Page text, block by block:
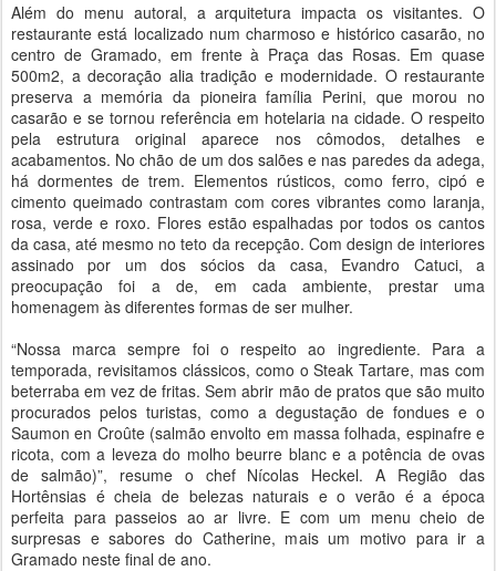
Além do menu autoral, a arquitetura impacta os visitantes. O
restaurante está localizado num charmoso e histórico casarão, no
centro de Gramado, em frente à Praça das Rosas. Em quase
500m2, a decoração alia tradição e modernidade. O restaurante
preserva a memória da pioneira família Perini, que morou no
casarão e se tornou referência em hotelaria na cidade. O respeito
pela estrutura original aparece nos cômodos, detalhes e
acabamentos. No chão de um dos salões e nas paredes da adega,
há dormentes de trem. Elementos rústicos, como ferro, cipó e
cimento queimado contrastam com cores vibrantes como laranja,
rosa, verde e roxo. Flores estão espalhadas por todos os cantos
da casa, até mesmo no teto da recepção. Com design de interiores
assinado por um dos sócios da casa, Evandro Catuci, a
preocupação foi a de, em cada ambiente, prestar uma
homenagem às diferentes formas de ser mulher.
“Nossa marca sempre foi o respeito ao ingrediente. Para a
temporada, revisitamos clássicos, como o Steak Tartare, mas com
beterraba em vez de fritas. Sem abrir mão de pratos que são muito
procurados pelos turistas, como a degustação de fondues e o
Saumon en Croûte (salmão envolto em massa folhada, espinafre e
ricota, com a leveza do molho beurre blanc e a potência de ovas
de salmão)”, resume o chef Nícolas Heckel. A Região das
Hortênsias é cheia de belezas naturais e o verão é a época
perfeita para passeios ao ar livre. E com um menu cheio de
surpresas e sabores do Catherine, mais um motivo para ir a
Gramado neste final de ano.